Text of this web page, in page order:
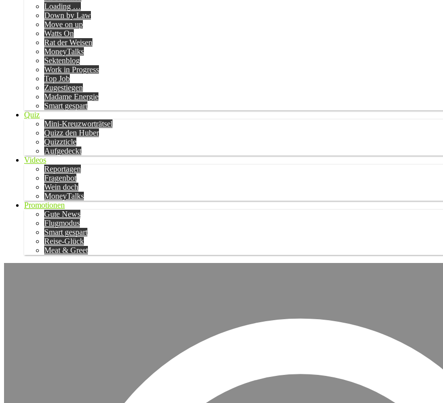
Loading …
Down by Law
Move on up
Watts On
Rat der Weisen
MoneyTalks
Sektenblog
Work in Progress
Top Job
Zugestiegen
Madame Energie
Smart gespart
Quiz
Mini-Kreuzworträtsel
Quizz den Huber
Quizzticle
Aufgedeckt
Videos
Reportagen
Fragenbot
Wein doch
MoneyTalks
Promotionen
Gute News
Flugmodus
Smart gespart
Reise-Glück
Meat & Greet